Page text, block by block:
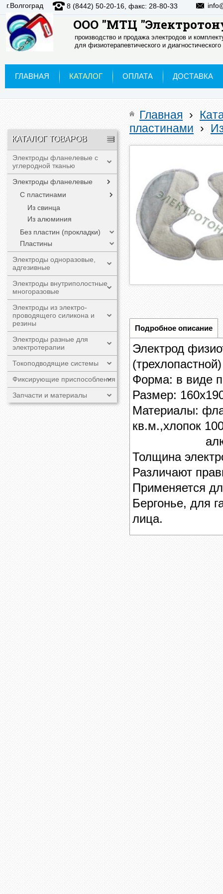
ООО "МТЦ
производство и продажа электродов и
для физиотерапевтического и
г.Волгоград 8 (8442) 50-20-16, факс: 28-80-33
ГЛАВНАЯ КАТАЛОГ ОПЛАТА ДОСТАВКА
КАТАЛОГ ТОВАРОВ
Электроды фланелевые с
углеродной тканью
Электроды фланелевые
С пластинами
Из свинца
Из алюминия
Без пластин (прокладки)
Пластины
Электроды одноразовые,
адгезивные
Электроды внутриполостные
многоразовые
Электроды из электро-
проводящего силикона и
резины
Электроды разные для
электротерапии
Токоподводящие системы
Фиксирующие приспособления
Запчасти и материалы
Главная ›
пластинами ›
Подробное описание
Электрод
Форма: в виде
Размер:
Материалы:
кв.м.,хлопок
Толщина
Различают
Применяется
Бергонье, для
лица.